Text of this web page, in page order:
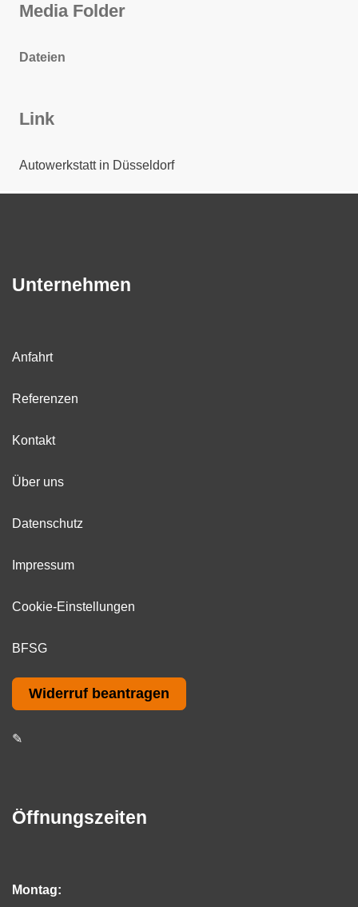
Media Folder
Dateien
Link
Autowerkstatt in Düsseldorf
Unternehmen
Anfahrt
Referenzen
Kontakt
Über uns
Datenschutz
Impressum
Cookie-Einstellungen
BFSG
Widerruf beantragen
✎
Öffnungszeiten
Montag: